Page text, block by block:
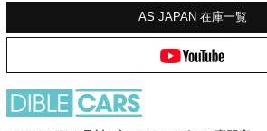
AS JAPAN 在庫一覧